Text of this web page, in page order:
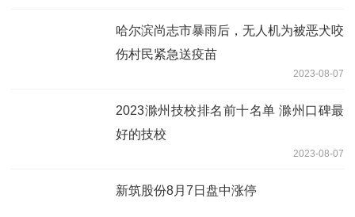
哈尔滨尚志市暴雨后，无人机为被恶犬咬
伤村民紧急送疫苗
2023-08-07
2023滁州技校排名前十名单 滁州口碑最
好的技校
2023-08-07
新筑股份8月7日盘中涨停